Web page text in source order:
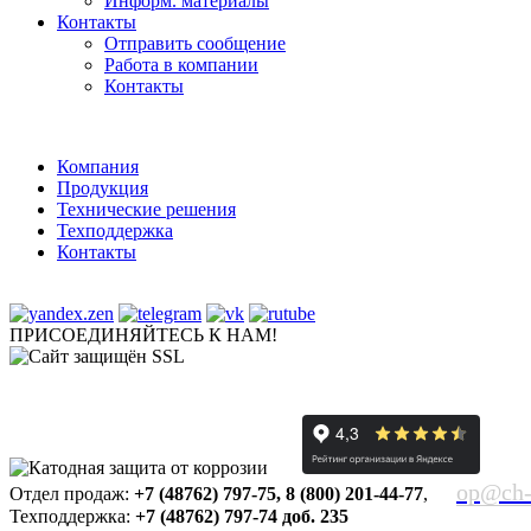
Контакты
Отправить сообщение
Работа в компании
Контакты
Компания
Продукция
Технические решения
Техподдержка
Контакты
ПРИСОЕДИНЯЙТЕСЬ К НАМ!
Отдел продаж: +7 (48762) 797-75, 8 (800) 201-44-77,
Техподдержка: +7 (48762) 797-74 доб. 235